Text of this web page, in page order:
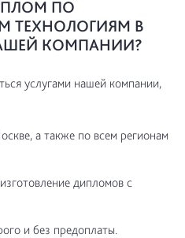
ПО
В
КОМПАНИИ?
услугами нашей компании,
а также по всем регионам
дипломов с
и без предоплаты.